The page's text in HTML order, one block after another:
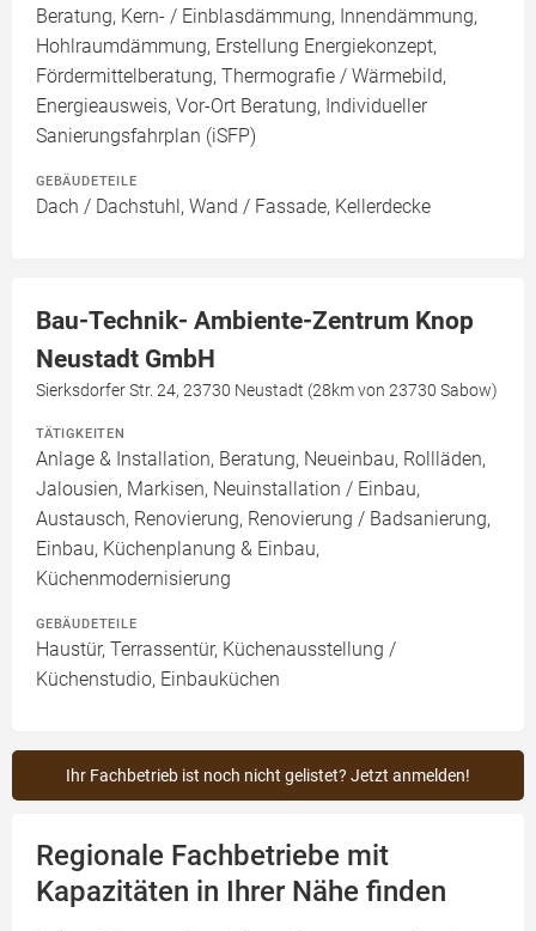
Beratung, Kern- / Einblasdämmung, Innendämmung,
Hohlraumdämmung, Erstellung Energiekonzept,
Fördermittelberatung, Thermografie / Wärmebild,
Energieausweis, Vor-Ort Beratung, Individueller
Sanierungsfahrplan (iSFP)
GEBÄUDETEILE
Dach / Dachstuhl, Wand / Fassade, Kellerdecke
Bau-Technik- Ambiente-Zentrum Knop
Neustadt GmbH
Sierksdorfer Str. 24, 23730 Neustadt (28km von 23730 Sabow)
TÄTIGKEITEN
Anlage & Installation, Beratung, Neueinbau, Rollläden,
Jalousien, Markisen, Neuinstallation / Einbau,
Austausch, Renovierung, Renovierung / Badsanierung,
Einbau, Küchenplanung & Einbau,
Küchenmodernisierung
GEBÄUDETEILE
Haustür, Terrassentür, Küchenausstellung /
Küchenstudio, Einbauküchen
Ihr Fachbetrieb ist noch nicht gelistet? Jetzt anmelden!
Regionale Fachbetriebe mit
Kapazitäten in Ihrer Nähe finden